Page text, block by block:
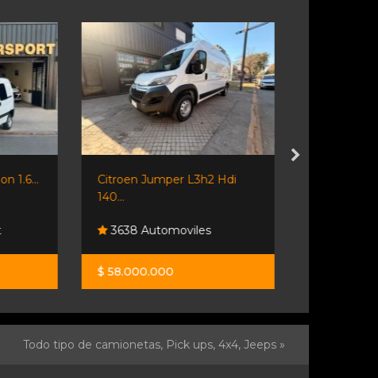
1.6...
Citroen Jumper L3h2 Hdi
140...
3638 Automoviles
$ 58.000.000
Todo tipo de camionetas, Pick ups, 4x4, Jeeps »